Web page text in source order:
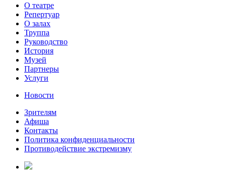
О театре
Репертуар
О залах
Труппа
Руководство
История
Музей
Партнеры
Услуги
Новости
Зрителям
Афиша
Контакты
Политика конфиденциальности
Противодействие экстремизму